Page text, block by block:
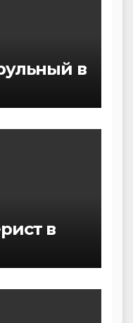
в
в